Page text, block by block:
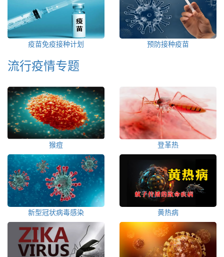
疫苗免疫接种计划 预防接种疫苗
流行疫情专题
猴痘 登革热
新型冠状病毒感染 黄热病